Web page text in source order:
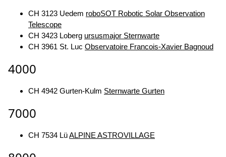
CH 3123 Uedem roboSOT Robotic Solar Observation
Telescope
CH 3423 Loberg ursusmajor Sternwarte
CH 3961 St. Luc Observatoire Francois-Xavier Bagnoud
4000
CH 4942 Gurten-Kulm Sternwarte Gurten
7000
CH 7534 LüALPINE ASTROVILLAGE